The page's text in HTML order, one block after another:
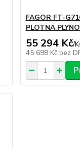
FAGOR FT-
PLOTNA
55 294 Kč/
45 698 Kč bez